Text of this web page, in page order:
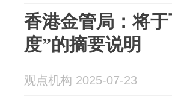
香港金管局：将
度”的摘要说明
观点机构 2025-07-23